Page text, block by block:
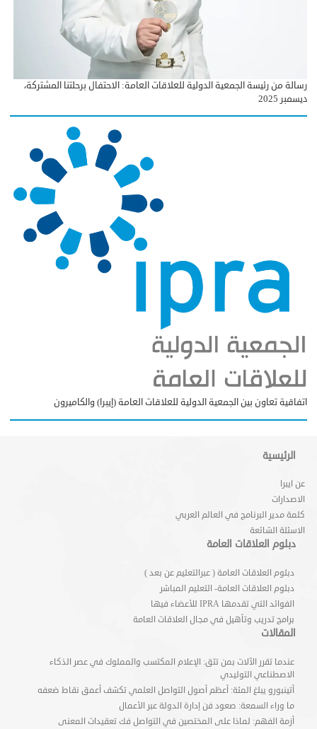
رسالة من رئيسة الجمعية الدولية للعلاقات العامة: الاحتفال برحلتنا المشتركة،
ديسمبر 2025
اتفاقية تعاون بين الجمعية الدولية للعلاقات العامة (إيبرا) والكاميرون
الرئيسية
عن ايبرا
الاصدارات
كلمة مدير البرنامج في العالم العربي
الاسئلة الشائعة
دبلوم العلاقات العامة
دبلوم العلاقات العامة ( عبرالتعليم عن بعد )
دبلوم العلاقات العامة- التعليم المباشر
الفوائد التي تقدمها IPRA للأعضاء فيها
برامج تدريب وتأهيل في مجال العلاقات العامة
المقالات
عندما تقرر الآلات بمن تثق: الإعلام المكتسب والمملوك في عصر الذكاء
الاصطناعي التوليدي
أتينبورو يبلغ المئة: أعظم أصول التواصل العلمي تكشف أعمق نقاط ضعفه
ما وراء السمعة: صعود فن إدارة الدولة عبر الأعمال
أزمة الفهم: لماذا على المختصين في التواصل فك تعقيدات المعنى